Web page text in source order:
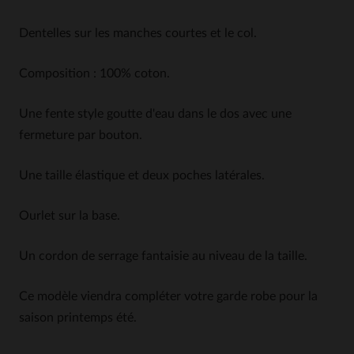
Dentelles sur les manches courtes et le col.
Composition : 100% coton.
Une fente style goutte d'eau dans le dos avec une
fermeture par bouton.
Une taille élastique et deux poches latérales.
Ourlet sur la base.
Un cordon de serrage fantaisie au niveau de la taille.
Ce modèle viendra compléter votre garde robe pour la
saison printemps été.